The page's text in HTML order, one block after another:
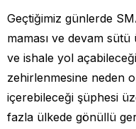
Geçtiğimiz günlerde
maması ve devam
ve ishale yol
zehirlenmesine neden
içerebileceği şüphesi
fazla ülkede gönüllü